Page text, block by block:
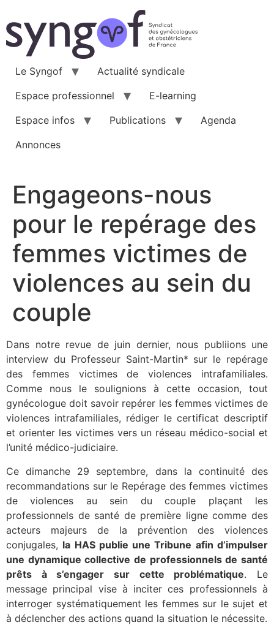
au
contenu
Le Syngof
Actualité syndicale
Espace professionnel
E-learning
Espace infos
Publications
Agenda
Annonces
Engageons-nous
pour le repérage des
femmes victimes de
violences au sein du
couple
Dans notre revue de juin dernier, nous publiions une
interview du Professeur Saint-Martin* sur le repérage
des femmes victimes de violences intrafamiliales.
Comme nous le soulignions à cette occasion, tout
gynécologue doit savoir repérer les femmes victimes de
violences intrafamiliales, rédiger le certificat descriptif
et orienter les victimes vers un réseau médico-social et
l’unité médico-judiciaire.
Ce dimanche 29 septembre, dans la continuité des
recommandations sur le Repérage des femmes victimes
de violences au sein du couple plaçant les
professionnels de santé de première ligne comme des
acteurs majeurs de la prévention des violences
conjugales, la HAS publie une Tribune afin d’impulser
une dynamique collective de professionnels de santé
prêts à s’engager sur cette problématique. Le
message principal vise à inciter ces professionnels à
interroger systématiquement les femmes sur le sujet et
à déclencher des actions quand la situation le nécessite.